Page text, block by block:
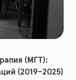
(МГТ):
(2019–2025)